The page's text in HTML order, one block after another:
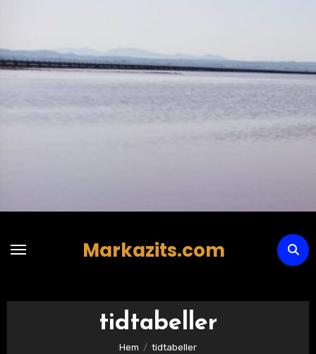
innehåll
Markazits.com
tidtabeller
Hem tidtabeller